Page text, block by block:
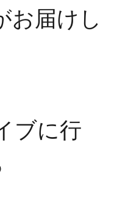
お届けし
ブに行